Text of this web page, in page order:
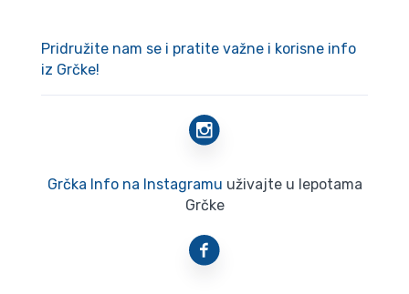
Pridružite nam se i pratite važne i korisne info
iz Grčke!
Grčka Info na Instagramu uživajte u lepotama
Grčke